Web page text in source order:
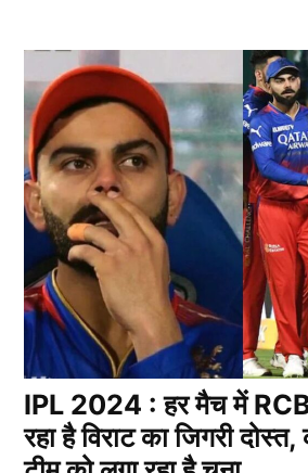
IPL 2024 : हर मैच में
रहा है विराट का जिगरी